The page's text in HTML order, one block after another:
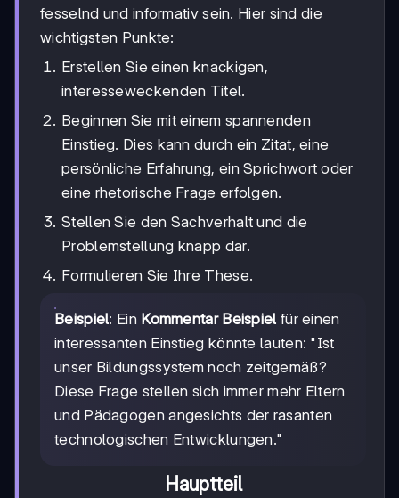
fesselnd und informativ sein. Hier sind die
wichtigsten Punkte:
Erstellen Sie einen knackigen,
interesseweckenden Titel.
Beginnen Sie mit einem spannenden
Einstieg. Dies kann durch ein Zitat, eine
persönliche Erfahrung, ein Sprichwort oder
eine rhetorische Frage erfolgen.
Stellen Sie den Sachverhalt und die
Problemstellung knapp dar.
Formulieren Sie Ihre These.
Beispiel: Ein Kommentar Beispiel für einen
interessanten Einstieg könnte lauten: "Ist
unser Bildungssystem noch zeitgemäß?
Diese Frage stellen sich immer mehr Eltern
und Pädagogen angesichts der rasanten
technologischen Entwicklungen."
Hauptteil